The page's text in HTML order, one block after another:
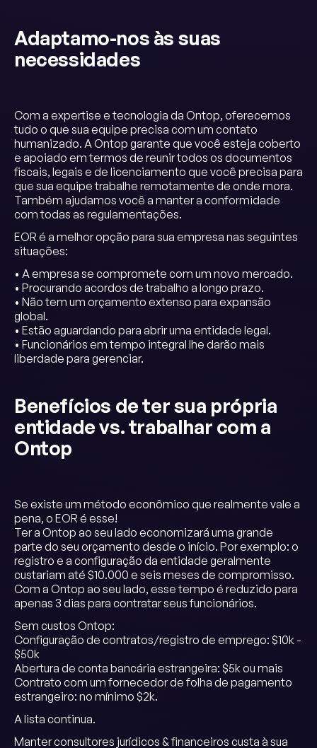
Adaptamo-nos às suas
necessidades
Com a expertise e tecnologia da Ontop, oferecemos
tudo o que sua equipe precisa com um contato
humanizado. A Ontop garante que você esteja coberto
e apoiado em termos de reunir todos os documentos
fiscais, legais e de licenciamento que você precisa para
que sua equipe trabalhe remotamente de onde mora.
Também ajudamos você a manter a conformidade
com todas as regulamentações.
EOR é a melhor opção para sua empresa nas seguintes
situações:
• A empresa se compromete com um novo mercado.
• Procurando acordos de trabalho a longo prazo.
• Não tem um orçamento extenso para expansão
global.
• Estão aguardando para abrir uma entidade legal.
• Funcionários em tempo integral lhe darão mais
liberdade para gerenciar.
Benefícios de ter sua própria
entidade vs. trabalhar com a
Ontop
Se existe um método econômico que realmente vale a
pena, o EOR é esse!
Ter a Ontop ao seu lado economizará uma grande
parte do seu orçamento desde o início. Por exemplo: o
registro e a configuração da entidade geralmente
custariam até $10.000 e seis meses de compromisso.
Com a Ontop ao seu lado, esse tempo é reduzido para
apenas 3 dias para contratar seus funcionários.
Sem custos Ontop:
Configuração de contratos/registro de emprego: $10k -
$50k
Abertura de conta bancária estrangeira: $5k ou mais
Contrato com um fornecedor de folha de pagamento
estrangeiro: no mínimo $2k.
A lista continua.
Manter consultores jurídicos & financeiros custa à sua